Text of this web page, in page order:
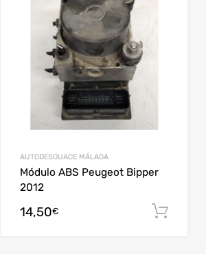
Añadir al carrito
AUTODESGUACE MÁLAGA
Módulo ABS Peugeot Bipper
2012
14,50€